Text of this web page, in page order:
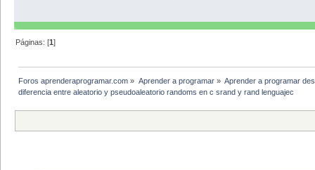
Páginas: [1]
Foros aprenderaprogramar.com » Aprender a programar» Aprender a programar
diferencia entre aleatorio y pseudoaleatorio randoms en c srand y rand lenguajec